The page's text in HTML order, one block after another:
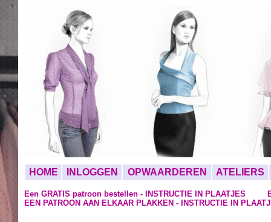
HOME INLOGGEN OPWAARDEREN ATELIERS
Een GRATIS patroon bestellen - INSTRUCTIE IN PLAATJES
EEN PATROON AAN ELKAAR PLAKKEN - INSTRUCTIE IN